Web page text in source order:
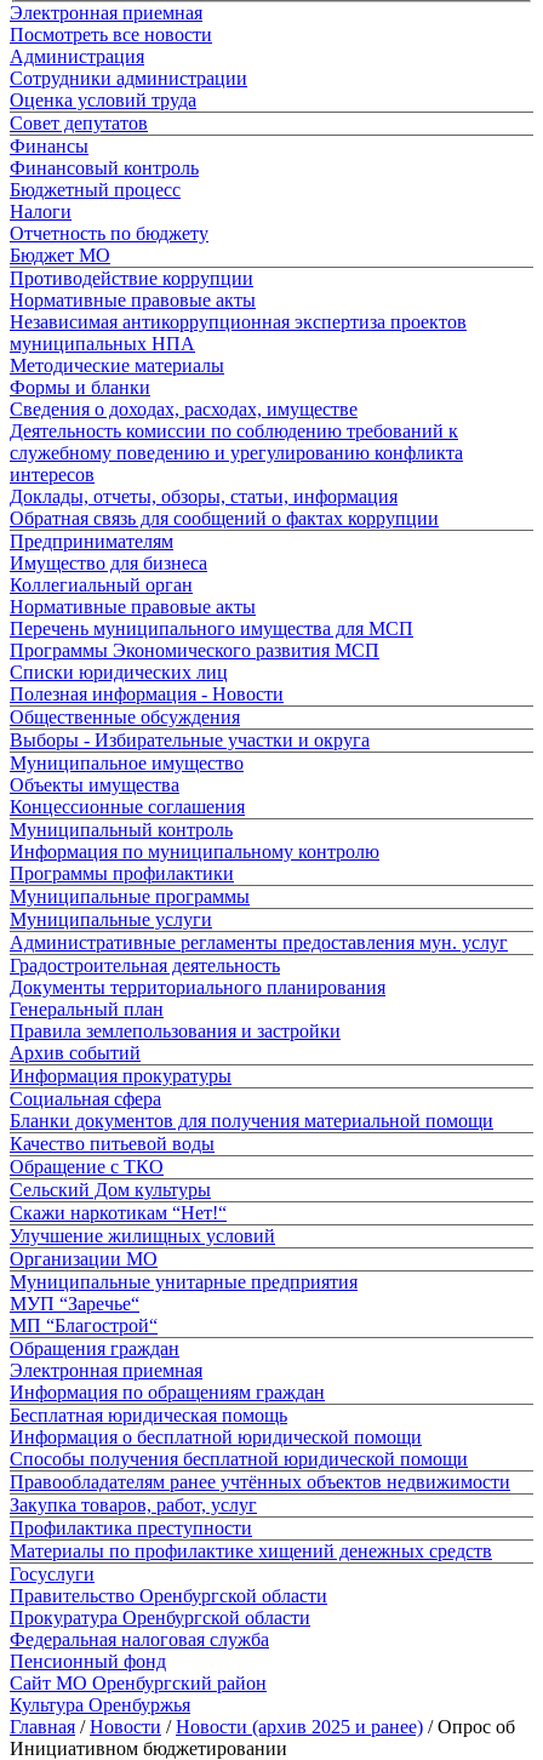
Электронная приемная
Посмотреть все новости
Администрация
Сотрудники администрации
Оценка условий труда
Совет депутатов
Финансы
Финансовый контроль
Бюджетный процесс
Налоги
Отчетность по бюджету
Бюджет МО
Противодействие коррупции
Нормативные правовые акты
Независимая антикоррупционная экспертиза проектов
муниципальных НПА
Методические материалы
Формы и бланки
Сведения о доходах, расходах, имуществе
Деятельность комиссии по соблюдению требований к
служебному поведению и урегулированию конфликта
интересов
Доклады, отчеты, обзоры, статьи, информация
Обратная связь для сообщений о фактах коррупции
Предпринимателям
Имущество для бизнеса
Коллегиальный орган
Нормативные правовые акты
Перечень муниципального имущества для МСП
Программы Экономического развития МСП
Списки юридических лиц
Полезная информация - Новости
Общественные обсуждения
Выборы - Избирательные участки и округа
Муниципальное имущество
Объекты имущества
Концессионные соглашения
Муниципальный контроль
Информация по муниципальному контролю
Программы профилактики
Муниципальные программы
Муниципальные услуги
Административные регламенты предоставления мун. услуг
Градостроительная деятельность
Документы территориального планирования
Генеральный план
Правила землепользования и застройки
Архив событий
Информация прокуратуры
Социальная сфера
Бланки документов для получения материальной помощи
Качество питьевой воды
Обращение с ТКО
Сельский Дом культуры
Скажи наркотикам “Нет!“
Улучшение жилищных условий
Организации МО
Муниципальные унитарные предприятия
МУП “Заречье“
МП “Благострой“
Обращения граждан
Электронная приемная
Информация по обращениям граждан
Бесплатная юридическая помощь
Информация о бесплатной юридической помощи
Способы получения бесплатной юридической помощи
Правообладателям ранее учтённых объектов недвижимости
Закупка товаров, работ, услуг
Профилактика преступности
Материалы по профилактике хищений денежных средств
Госуслуги
Правительство Оренбургской области
Прокуратура Оренбургской области
Федеральная налоговая служба
Пенсионный фонд
Сайт МО Оренбургский район
Культура Оренбуржья
Главная /Новости /Новости (архив 2025 и ранее) /Опрос об
Инициативном бюджетировании